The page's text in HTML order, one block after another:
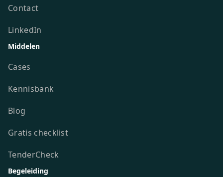
Contact
LinkedIn
Middelen
Cases
Kennisbank
Blog
Gratis checklist
TenderCheck
Begeleiding